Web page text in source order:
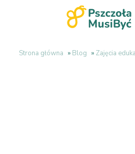
Strona główna » Blog » Zajęcia